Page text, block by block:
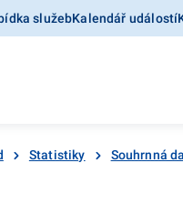
služebKalendář událostí
Statistiky Souhrnná